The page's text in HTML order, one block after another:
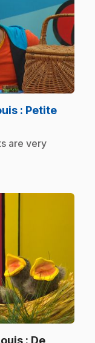
: Petite
are very
: De